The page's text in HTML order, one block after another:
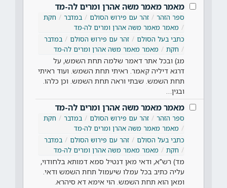
מאמר מאמר משה אהרן ומרים לה-מד
ספר הזהר זהר עם פירוש הסולם במדבר
חקת
מאמר מאמר משה אהרן ומרים לה-מד
כתבי בעל הסולם
זהר עם פירוש הסולם
במדבר
חקת
מאמר מאמר משה אהרן ומרים לה-מד
מג) ובכל אתר דאמר שלמה תחת השמש, על
דרגא דיליה קאמר. ראיתי תחת השמש. ועוד ראיתי
תחת השמש. שבתי וראה תחת השמש. וכן כלהו.
ובגין…
מאמר מאמר משה אהרן ומרים לה-מד
ספר הזהר זהר עם פירוש הסולם במדבר
חקת
מאמר מאמר משה אהרן ומרים לה-מד
כתבי בעל הסולם
זהר עם פירוש הסולם
במדבר
חקת
מאמר מאמר משה אהרן ומרים לה-מד
מד) רש"א, ודאי מאן דנטיל סמא דמותא בלחודוי,
עליה כתיב בכל עמלו שיעמול תחת השמש ודאי.
ומאן הוא תחת השמש. הוי אימא דא סיהרא.